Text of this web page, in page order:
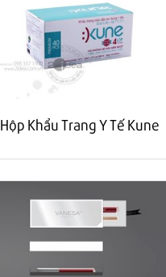
Hộp Khẩu Trang Y Tế Kune